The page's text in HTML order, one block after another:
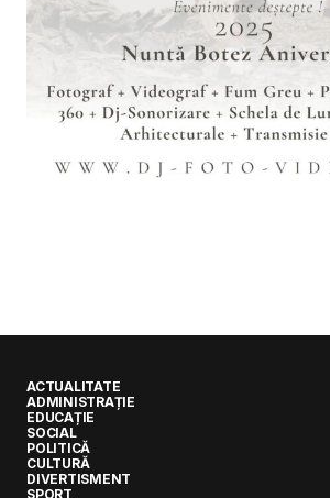
ACTUALITATE
ADMINISTRAȚIE
EDUCAȚIE
SOCIAL
POLITICĂ
CULTURĂ
DIVERTISMENT
SPORT